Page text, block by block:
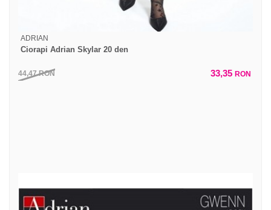
ADRIAN
Ciorapi Adrian Skylar 20 den
44,47RON 33,35 RON